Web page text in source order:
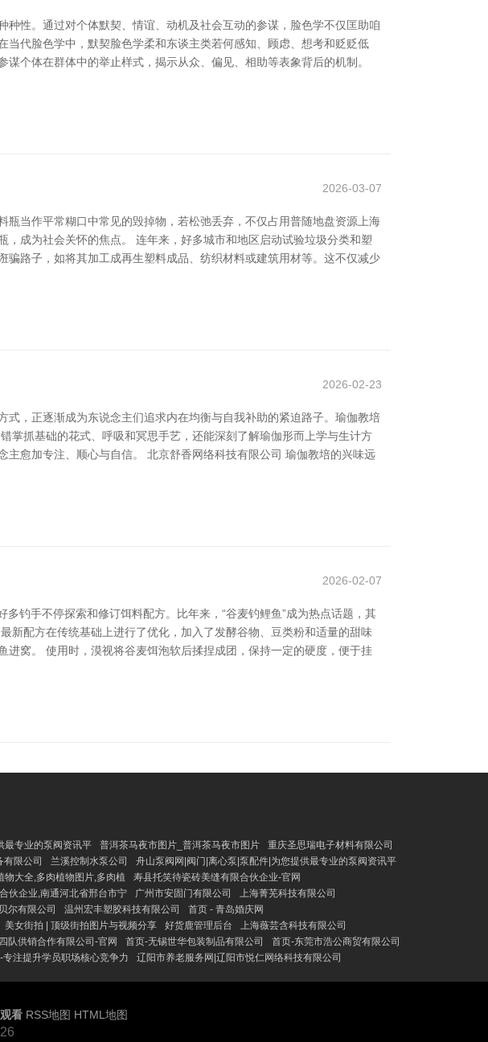
性。通过对个体默契、情谊、动机及社会互动的参谋，脸色学不仅匡助咱
代脸色学中，默契脸色学柔和东谈主类若何感知、顾虑、想考和贬贬低
个体在群体中的举止样式，揭示从众、偏见、相助等表象背后的机制。
2026-03-07
当作平常糊口中常见的毁掉物，若松弛丢弃，不仅占用普随地盘资源上海
成为社会关怀的焦点。 连年来，好多城市和地区启动试验垃圾分类和塑
路子，如将其加工成再生塑料成品、纺织材料或建筑用材等。这不仅减少
2026-02-23
，正逐渐成为东说念主们追求内在均衡与自我补助的紧迫路子。瑜伽教培
掌抓基础的花式、呼吸和冥思手艺，还能深刻了解瑜伽形而上学与生计方
愈加专注、顺心与自信。 北京舒香网络科技有限公司 瑜伽教培的兴味远
2026-02-07
钓手不停探索和修订饵料配方。比年来，“谷麦钓鲤鱼”成为热点话题，其
新配方在传统基础上进行了优化，加入了发酵谷物、豆类粉和适量的甜味
窝。 使用时，漠视将谷麦饵泡软后揉捏成团，保持一定的硬度，便于挂
最专业的泵阀资讯平 普洱茶马夜市图片_普洱茶马夜市图片
重庆圣思瑞电子材料有限公司
有限公司 兰溪控制水泵公司
舟山泵阀网|阀门|离心泵|泵配件|为您提供最专业的泵阀资讯平
物大全,多肉植物图片,多肉植
寿县托笑待瓷砖美缝有限合伙企业-官网
伙企业,南通河北省邢台市宁 广州市安固门有限公司
上海菁芜科技有限公司
尔有限公司 温州宏丰塑胶科技有限公司
首页 - 青岛婚庆网
美女街拍 | 顶级街拍图片与视频分享 好货鹿管理后台
上海薇芸含科技有限公司
队供销合作有限公司-官网 首页-无锡世华包装制品有限公司
首页-东莞市浩公商贸有限公司
专注提升学员职场核心竞争力 辽阳市养老服务网|辽阳市悦仁网络科技有限公司
看 RSS地图 HTML地图